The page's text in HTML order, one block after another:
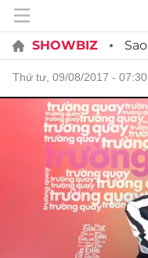
SHOWBIZ Sao
thứ tư, 09/08/2017 - 07:30